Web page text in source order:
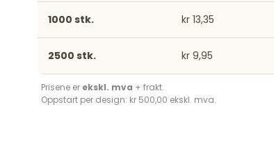
1000 stk. kr 13,35
2500 stk. kr 9,95
Prisene er ekskl. mva + frakt.
Oppstart per design: kr 500,00 ekskl. mva.